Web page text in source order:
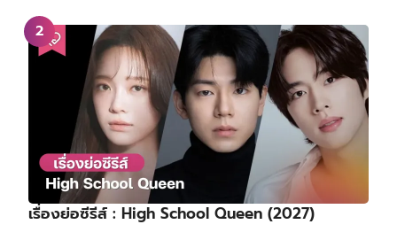
เรื่องย่อซีรีส์ : High School Queen (2027)